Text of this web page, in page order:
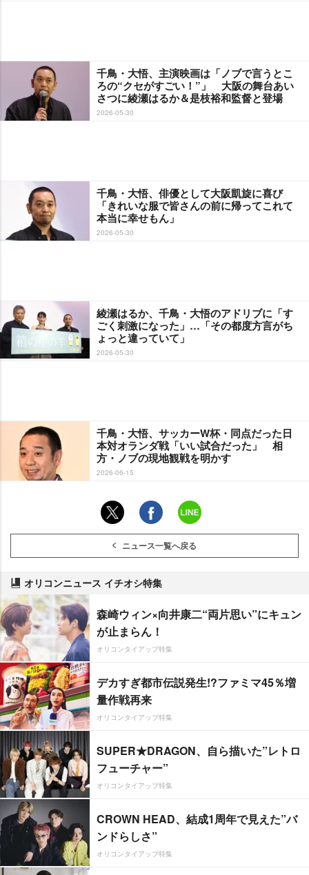
千鳥・大悟、主演映画は「ノブで言うとこ
ろの“クセがすごい！”」 大阪の舞台あい
さつに綾瀬はるか＆是枝裕和監督と登場
2026-05-30
千鳥・大悟、俳優として大阪凱旋に喜び
「きれいな服で皆さんの前に帰ってこれて
本当に幸せもん」
2026-05-30
綾瀬はるか、千鳥・大悟のアドリブに「す
ごく刺激になった」…「その都度方言がち
ょっと違っていて」
2026-05-30
千鳥・大悟、サッカーW杯・同点だった日
本対オランダ戦「いい試合だった」 相
方・ノブの現地観戦を明かす
2026-06-15
ニュース一覧へ戻る
オリコンニュース イチオシ特集
森崎ウィン×向井康二“両片思い”にキュン
が止まらん！
オリコンタイアップ特集
デカすぎ都市伝説発生!?ファミマ45％増
量作戦再来
オリコンタイアップ特集
SUPER★DRAGON、自ら描いた”レトロ
フューチャー”
オリコンタイアップ特集
CROWN HEAD、結成1周年で見えた”バ
ンドらしさ”
オリコンタイアップ特集